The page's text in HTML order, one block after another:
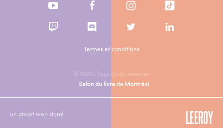
© 2026 - Tous droits réservés
Termes et conditions
un projet web signé